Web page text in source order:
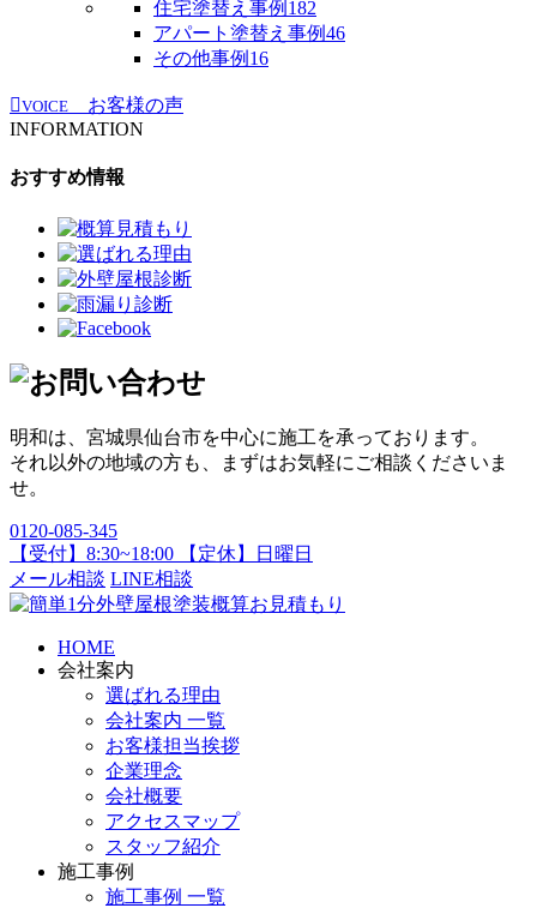
住宅塗替え事例 182
アパート塗替え事例46
その他事例 16
VOICE
お客様の声
INFORMATION
おすすめ情報
明和は、宮城県仙台市を中心に施工を承っております。
それ以外の地域の方も、まずはお気軽にご相談くださいま
せ。
0120-085-345
【受付】8:30~18:00 【定休】日曜日
メール相談 LINE相談
HOME
会社案内
選ばれる理由
会社案内 一覧
お客様担当挨拶
企業理念
会社概要
アクセスマップ
スタッフ紹介
施工事例
施工事例 一覧